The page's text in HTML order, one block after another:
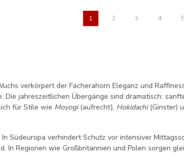
1 2 3 4 5
verkörpert der Fächerahorn Eleganz und
jahreszeitlichen Übergänge sind dramatisch:
für Stile wie Moyogi(aufrecht), Hokidachi(Ginster)
Südeuropa verhindert Schutz vor intensiver
In Regionen wie Großbritannien und Polen sorgen